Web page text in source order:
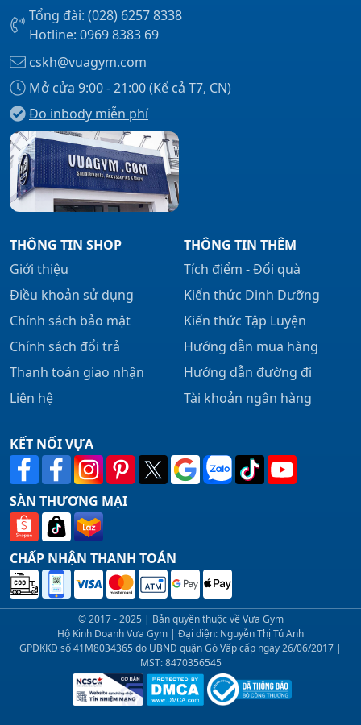
Tổng đài: (028) 6257 8338
Hotline: 0969 8383 69
cskh@vuagym.com
Mở cửa 9:00 - 21:00 (Kể cả T7, CN)
Đo inbody miễn phí
THÔNG TIN SHOP
Giới thiệu
Điều khoản sử dụng
Chính sách bảo mật
Chính sách đổi trả
Thanh toán giao nhận
Liên hệ
THÔNG TIN THÊM
Tích điểm - Đổi quà
Kiến thức Dinh Dưỡng
Kiến thức Tập Luyện
Hướng dẫn mua hàng
Hướng dẫn đường đi
Tài khoản ngân hàng
KẾT NỐI VỰA
SÀN THƯƠNG MẠI
CHẤP NHẬN THANH TOÁN
© 2017 - 2025 | Bản quyền thuộc về Vựa Gym
Hộ Kinh Doanh Vựa Gym | Đại diện: Nguyễn Thị Tú Anh
GPĐKKD số 41M8034365 do UBND quận Gò Vấp cấp ngày 26/06/2017 |
MST: 8470356545